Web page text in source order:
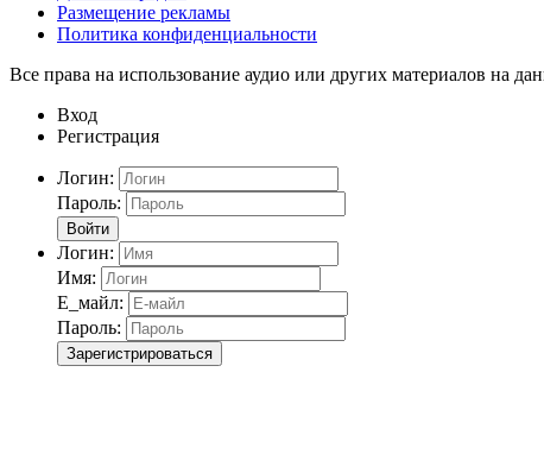
Размещение рекламы
Политика конфиденциальности
Все права на использование аудио или других материалов на
Вход
Регистрация
Логин:
Пароль:
Войти
Логин:
Имя:
Е_майл:
Пароль:
Зарегистрироваться